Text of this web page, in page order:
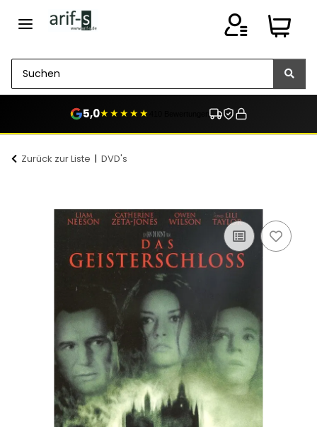
5,0★★★★★
Zurück zur Liste DVD's